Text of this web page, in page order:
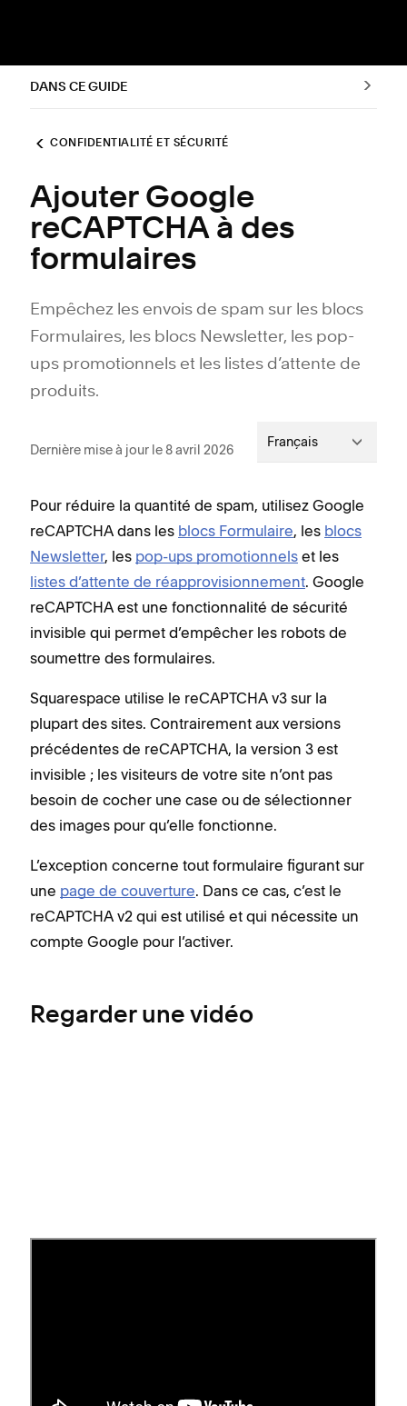
DANS CE GUIDE
CONFIDENTIALITÉ ET SÉCURITÉ
Ajouter Google
reCAPTCHA à des
formulaires
Empêchez les envois de spam sur les blocs
Formulaires, les blocs Newsletter, les pop-
ups promotionnels et les listes d’attente de
produits.
Dernière mise à jour le 8 avril 2026 Français
Pour réduire la quantité de spam, utilisez Google
reCAPTCHA dans les blocs Formulaire, les blocs
Newsletter, les pop-ups promotionnels et les
listes d’attente de réapprovisionnement. Google
reCAPTCHA est une fonctionnalité de sécurité
invisible qui permet d’empêcher les robots de
soumettre des formulaires.
Squarespace utilise le reCAPTCHA v3 sur la
plupart des sites. Contrairement aux versions
précédentes de reCAPTCHA, la version 3 est
invisible ; les visiteurs de votre site n’ont pas
besoin de cocher une case ou de sélectionner
des images pour qu’elle fonctionne.
L’exception concerne tout formulaire figurant sur
une page de couverture. Dans ce cas, c’est le
reCAPTCHA v2 qui est utilisé et qui nécessite un
compte Google pour l’activer.
Regarder une vidéo
d’attente des produits. Suivez les étapes pour